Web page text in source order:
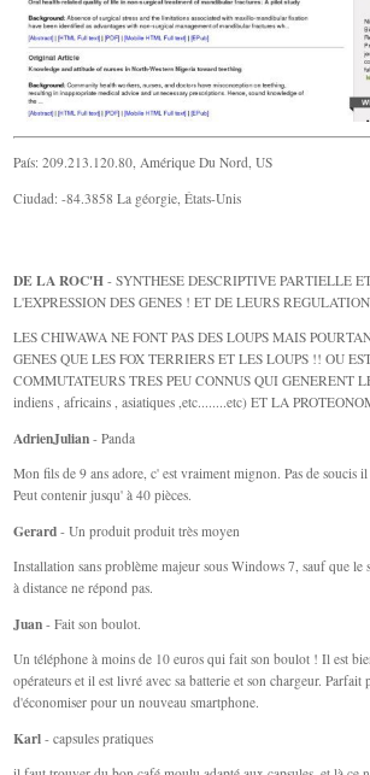
País: 209.213.120.80, Amérique Du Nord, US
Ciudad: -84.3858 La géorgie, États-Unis
DE LA ROC'H - SYNTHESE DESCRIPTIVE PARTIELLE
L'EXPRESSION DES GENES ! ET DE LEURS
LES CHIWAWA NE FONT PAS DES LOUPS MAIS
GENES QUE LES FOX TERRIERS ET LES LOUPS !! OU
COMMUTATEURS TRES PEU CONNUS QUI GENERENT
indiens , africains , asiatiques ,etc........etc) ET LA
AdrienJulian - Panda
Mon fils de 9 ans adore, c' est vraiment mignon. Pas de soucis il
Peut contenir jusqu' à 40 pièces.
Gerard - Un produit produit très moyen
Installation sans problème majeur sous Windows 7, sauf que
à distance ne répond pas.
Juan - Fait son boulot.
Un téléphone à moins de 10 euros qui fait son boulot ! Il est
opérateurs et il est livré avec sa batterie et son chargeur. Parfait
d'économiser pour un nouveau smartphone.
Karl - capsules pratiques